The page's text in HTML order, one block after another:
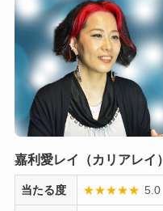
嘉利愛レイ（カリアレイ）
当たる度 ★★★★★ 5.0